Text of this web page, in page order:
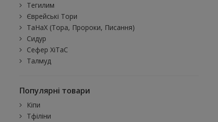
Тегилим
Єврейські Тори
ТаНаХ (Тора, Пророки, Писання)
Сидур
Сефер ХіТаС
Талмуд
Популярні товари
Кіпи
Тфіліни